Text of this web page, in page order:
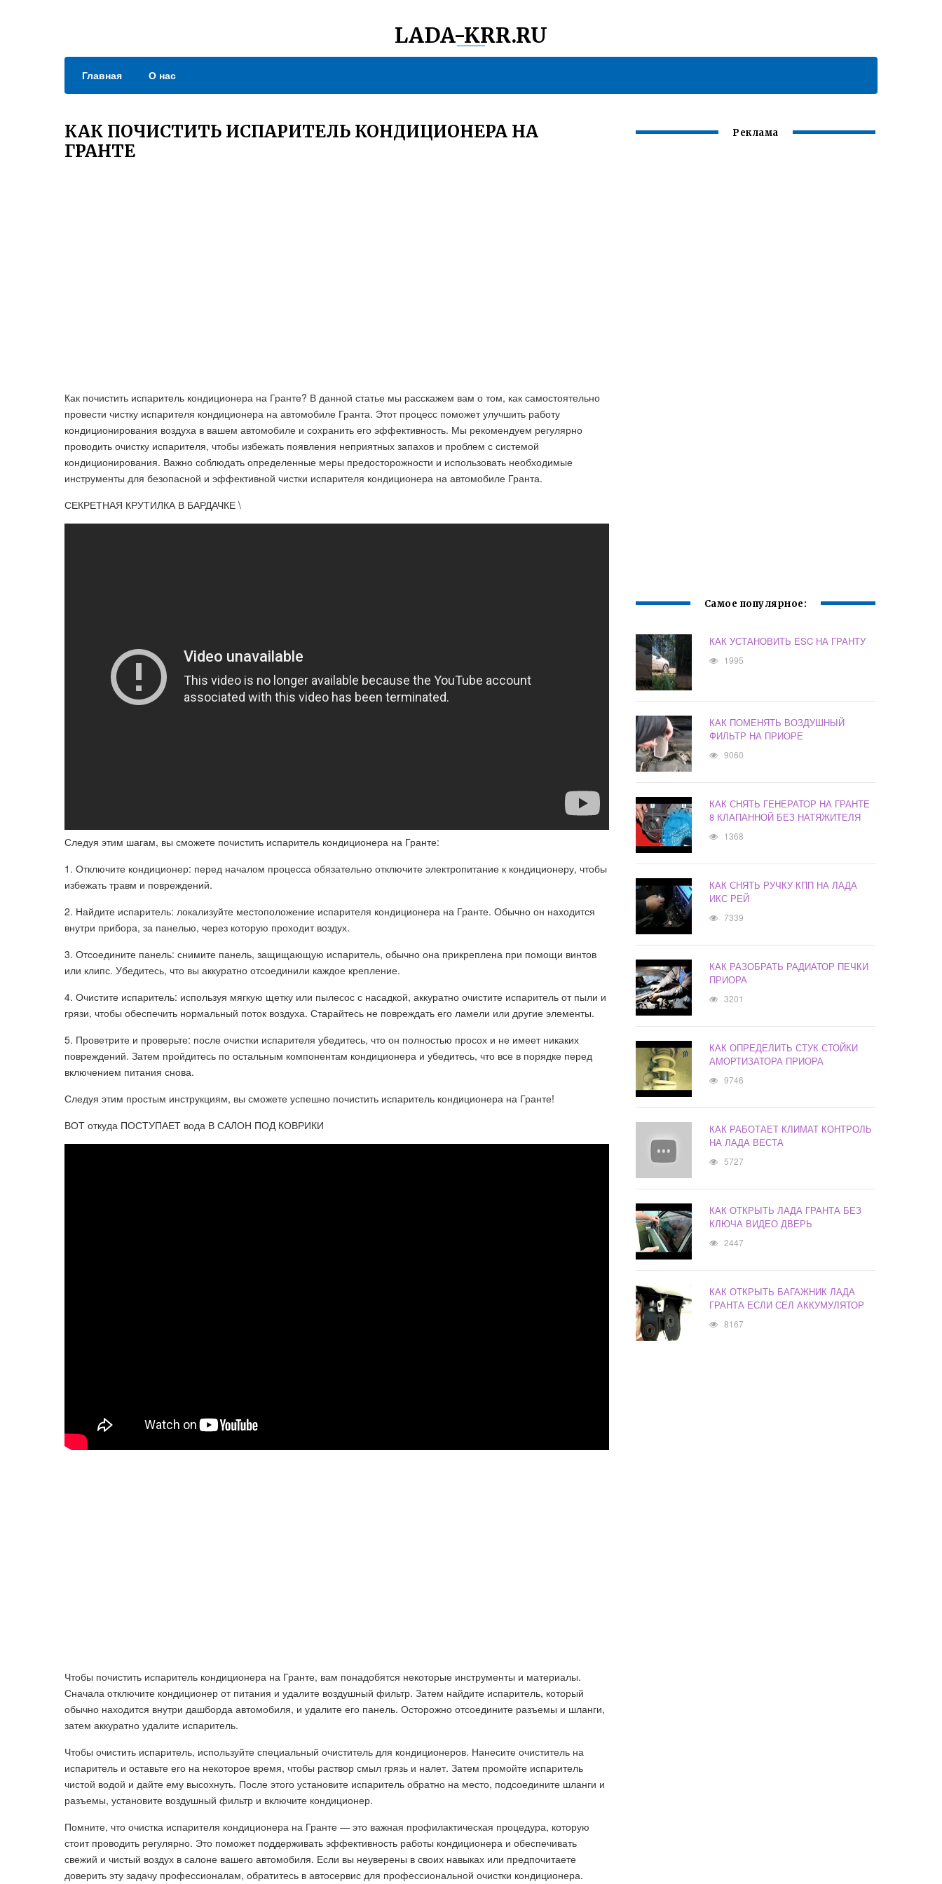
LADA-KRR.RU
Главная О нас
КАК ПОЧИСТИТЬ ИСПАРИТЕЛЬ КОНДИЦИОНЕРА НА
ГРАНТЕ
Как почистить испаритель кондиционера на Гранте? В данной статье мы расскажем вам о том, как самостоятельно
провести чистку испарителя кондиционера на автомобиле Гранта. Этот процесс поможет улучшить работу
кондиционирования воздуха в вашем автомобиле и сохранить его эффективность. Мы рекомендуем регулярно
проводить очистку испарителя, чтобы избежать появления неприятных запахов и проблем с системой
кондиционирования. Важно соблюдать определенные меры предосторожности и использовать необходимые
инструменты для безопасной и эффективной чистки испарителя кондиционера на автомобиле Гранта.
СЕКРЕТНАЯ КРУТИЛКА В БАРДАЧКЕ \
Следуя этим шагам, вы сможете почистить испаритель кондиционера на Гранте:
1. Отключите кондиционер: перед началом процесса обязательно отключите электропитание к кондиционеру, чтобы
избежать травм и повреждений.
2. Найдите испаритель: локализуйте местоположение испарителя кондиционера на Гранте. Обычно он находится
внутри прибора, за панелью, через которую проходит воздух.
3. Отсоедините панель: снимите панель, защищающую испаритель, обычно она прикреплена при помощи винтов
или клипс. Убедитесь, что вы аккуратно отсоединили каждое крепление.
4. Очистите испаритель: используя мягкую щетку или пылесос с насадкой, аккуратно очистите испаритель от пыли и
грязи, чтобы обеспечить нормальный поток воздуха. Старайтесь не повреждать его ламели или другие элементы.
5. Проветрите и проверьте: после очистки испарителя убедитесь, что он полностью просох и не имеет никаких
повреждений. Затем пройдитесь по остальным компонентам кондиционера и убедитесь, что все в порядке перед
включением питания снова.
Следуя этим простым инструкциям, вы сможете успешно почистить испаритель кондиционера на Гранте!
ВОТ откуда ПОСТУПАЕТ вода В САЛОН ПОД КОВРИКИ
Чтобы почистить испаритель кондиционера на Гранте, вам понадобятся некоторые инструменты и материалы.
Сначала отключите кондиционер от питания и удалите воздушный фильтр. Затем найдите испаритель, который
обычно находится внутри дашборда автомобиля, и удалите его панель. Осторожно отсоедините разъемы и шланги,
затем аккуратно удалите испаритель.
Чтобы очистить испаритель, используйте специальный очиститель для кондиционеров. Нанесите очиститель на
испаритель и оставьте его на некоторое время, чтобы раствор смыл грязь и налет. Затем промойте испаритель
чистой водой и дайте ему высохнуть. После этого установите испаритель обратно на место, подсоедините шланги и
разъемы, установите воздушный фильтр и включите кондиционер.
Помните, что очистка испарителя кондиционера на Гранте — это важная профилактическая процедура, которую
стоит проводить регулярно. Это поможет поддерживать эффективность работы кондиционера и обеспечивать
свежий и чистый воздух в салоне вашего автомобиля. Если вы неуверены в своих навыках или предпочитаете
доверить эту задачу профессионалам, обратитесь в автосервис для профессиональной очистки кондиционера.
Реклама
Самое популярное:
КАК УСТАНОВИТЬ ESC НА ГРАНТУ
1995
КАК ПОМЕНЯТЬ ВОЗДУШНЫЙ
ФИЛЬТР НА ПРИОРЕ
9060
КАК СНЯТЬ ГЕНЕРАТОР НА ГРАНТЕ
8 КЛАПАННОЙ БЕЗ НАТЯЖИТЕЛЯ
1368
КАК СНЯТЬ РУЧКУ КПП НА ЛАДА
ИКС РЕЙ
7339
КАК РАЗОБРАТЬ РАДИАТОР ПЕЧКИ
ПРИОРА
3201
КАК ОПРЕДЕЛИТЬ СТУК СТОЙКИ
АМОРТИЗАТОРА ПРИОРА
9746
КАК РАБОТАЕТ КЛИМАТ КОНТРОЛЬ
НА ЛАДА ВЕСТА
5727
КАК ОТКРЫТЬ ЛАДА ГРАНТА БЕЗ
КЛЮЧА ВИДЕО ДВЕРЬ
2447
КАК ОТКРЫТЬ БАГАЖНИК ЛАДА
ГРАНТА ЕСЛИ СЕЛ АККУМУЛЯТОР
8167